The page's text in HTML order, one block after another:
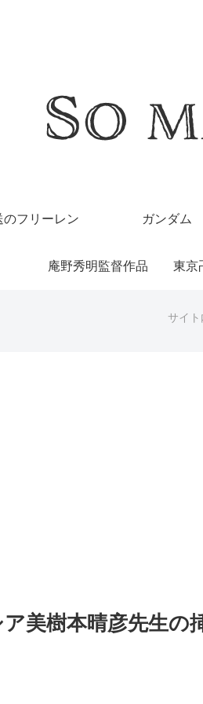
のフリーレン ガンダム
庵野秀明監督作品 東京
サイ
美樹本晴彦先生の